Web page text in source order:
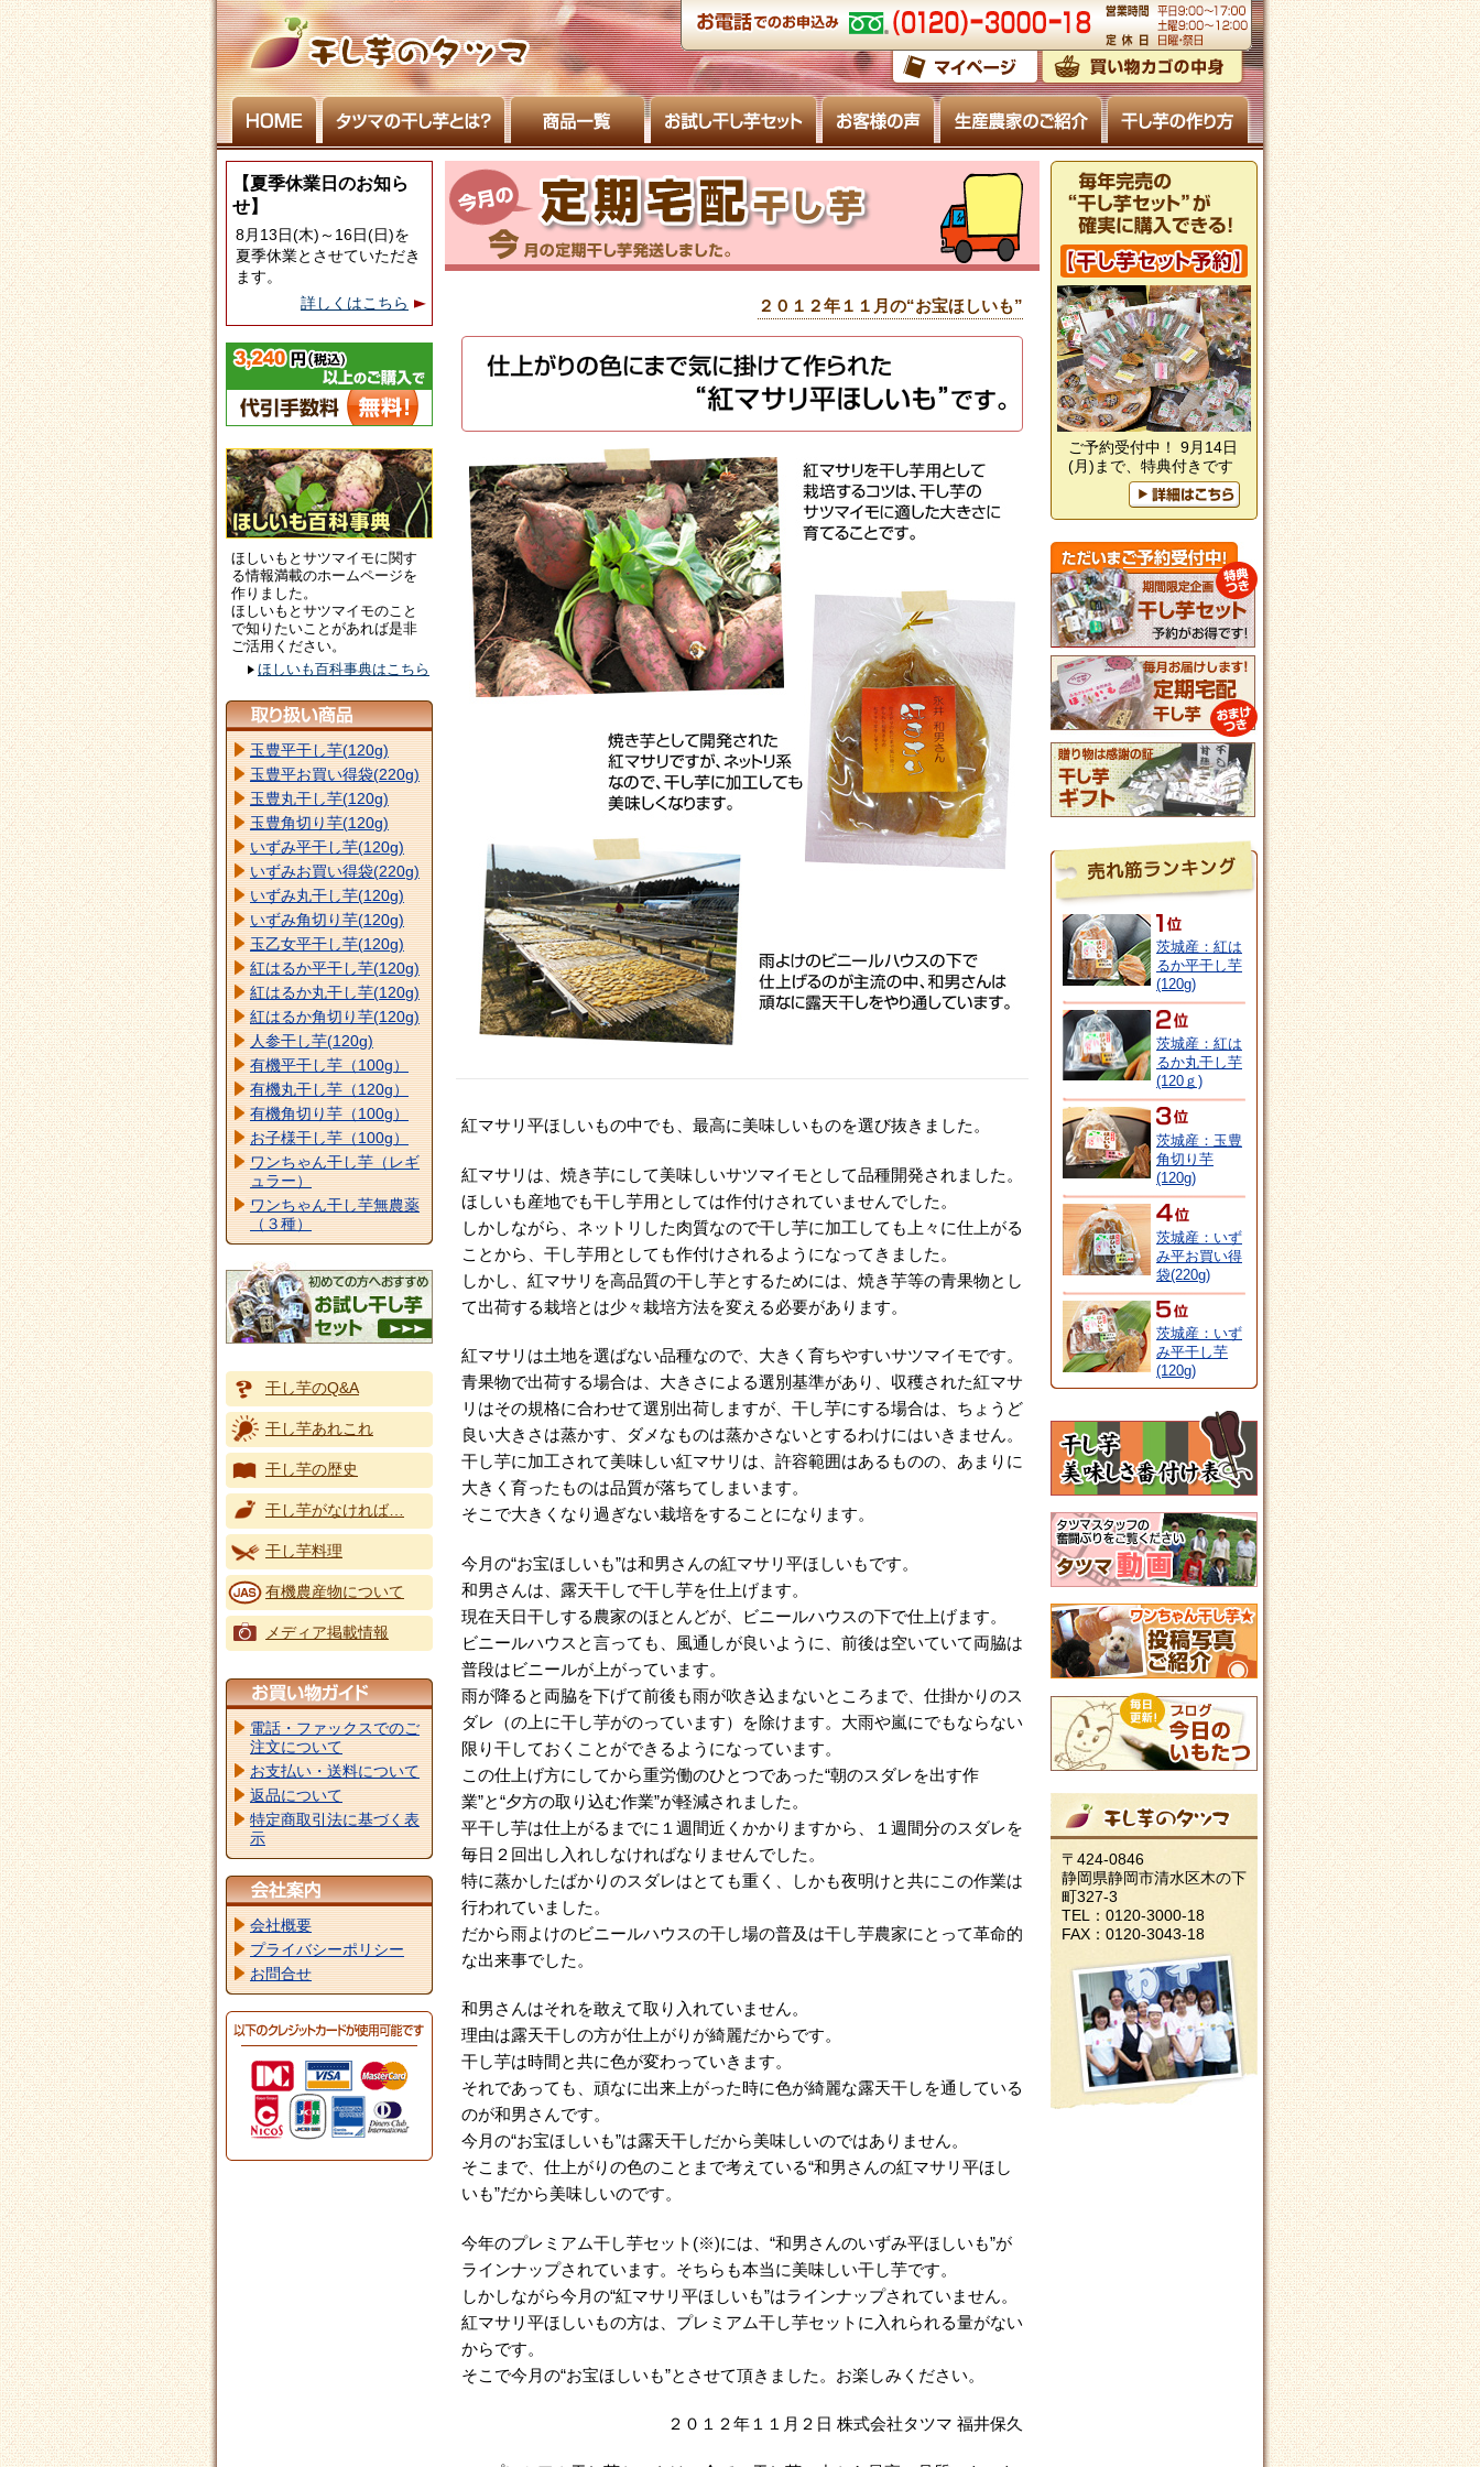
【夏季休業日のお知ら
せ】
8月13日(木)～16日(日)を
夏季休業とさせていただき
ます。
詳しくはこちら
ほしいもとサツマイモに関す
る情報満載のホームページを
作りました。
ほしいもとサツマイモのこと
で知りたいことがあれば是非
ご活用ください。
ほしいも百科事典はこちら
玉豊平干し芋(120g)
玉豊平お買い得袋(220g)
玉豊丸干し芋(120g)
玉豊角切り芋(120g)
いずみ平干し芋(120g)
いずみお買い得袋(220g)
いずみ丸干し芋(120g)
いずみ角切り芋(120g)
玉乙女平干し芋(120g)
紅はるか平干し芋(120g)
紅はるか丸干し芋(120g)
紅はるか角切り芋(120g)
人参干し芋(120g)
有機平干し芋（100g）
有機丸干し芋（120g）
有機角切り芋（100g）
お子様干し芋（100g）
ワンちゃん干し芋（レギ
ュラー）
ワンちゃん干し芋無農薬
（３種）
干し芋のQ&A
干し芋あれこれ
干し芋の歴史
干し芋がなければ…
干し芋料理
有機農産物について
メディア掲載情報
電話・ファックスでのご
注文について
お支払い・送料について
返品について
特定商取引法に基づく表
示
会社概要
プライバシーポリシー
お問合せ
２０１２年１１月の“お宝ほしいも”
紅マサリ平ほしいもの中でも、最高に美味しいものを選び抜きました。
紅マサリは、焼き芋にして美味しいサツマイモとして品種開発されました。
ほしいも産地でも干し芋用としては作付けされていませんでした。
しかしながら、ネットリした肉質なので干し芋に加工しても上々に仕上がる
ことから、干し芋用としても作付けされるようになってきました。
しかし、紅マサリを高品質の干し芋とするためには、焼き芋等の青果物とし
て出荷する栽培とは少々栽培方法を変える必要があります。
紅マサリは土地を選ばない品種なので、大きく育ちやすいサツマイモです。
青果物で出荷する場合は、大きさによる選別基準があり、収穫された紅マサ
リはその規格に合わせて選別出荷しますが、干し芋にする場合は、ちょうど
良い大きさは蒸かす、ダメなものは蒸かさないとするわけにはいきません。
干し芋に加工されて美味しい紅マサリは、許容範囲はあるものの、あまりに
大きく育ったものは品質が落ちてしまいます。
そこで大きくなり過ぎない栽培をすることになります。
今月の“お宝ほしいも”は和男さんの紅マサリ平ほしいもです。
和男さんは、露天干しで干し芋を仕上げます。
現在天日干しする農家のほとんどが、ビニールハウスの下で仕上げます。
ビニールハウスと言っても、風通しが良いように、前後は空いていて両脇は
普段はビニールが上がっています。
雨が降ると両脇を下げて前後も雨が吹き込まないところまで、仕掛かりのス
ダレ（の上に干し芋がのっています）を除けます。大雨や嵐にでもならない
限り干しておくことができるようになっています。
この仕上げ方にしてから重労働のひとつであった“朝のスダレを出す作
業”と“夕方の取り込む作業”が軽減されました。
平干し芋は仕上がるまでに１週間近くかかりますから、１週間分のスダレを
毎日２回出し入れしなければなりませんでした。
特に蒸かしたばかりのスダレはとても重く、しかも夜明けと共にこの作業は
行われていました。
だから雨よけのビニールハウスの干し場の普及は干し芋農家にとって革命的
な出来事でした。
和男さんはそれを敢えて取り入れていません。
理由は露天干しの方が仕上がりが綺麗だからです。
干し芋は時間と共に色が変わっていきます。
それであっても、頑なに出来上がった時に色が綺麗な露天干しを通している
のが和男さんです。
今月の“お宝ほしいも”は露天干しだから美味しいのではありません。
そこまで、仕上がりの色のことまで考えている“和男さんの紅マサリ平ほし
いも”だから美味しいのです。
今年のプレミアム干し芋セット(※)には、“和男さんのいずみ平ほしいも”が
ラインナップされています。そちらも本当に美味しい干し芋です。
しかしながら今月の“紅マサリ平ほしいも”はラインナップされていません。
紅マサリ平ほしいもの方は、プレミアム干し芋セットに入れられる量がない
からです。
そこで今月の“お宝ほしいも”とさせて頂きました。お楽しみください。
２０１２年１１月２日 株式会社タツマ 福井保久
ご予約受付中！ 9月14日
(月)まで、特典付きです
茨城産：紅は
るか平干し芋
(120g)
茨城産：紅は
るか丸干し芋
(120ｇ)
茨城産：玉豊
角切り芋
(120g)
茨城産：いず
み平お買い得
袋(220g)
茨城産：いず
み平干し芋
(120g)
〒424-0846
静岡県静岡市清水区木の下
町327-3
TEL：0120-3000-18
FAX：0120-3043-18